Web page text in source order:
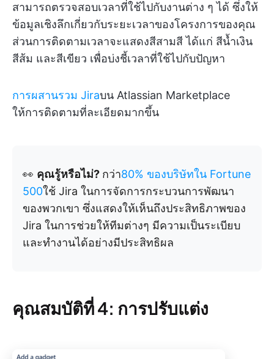
สามารถตรวจสอบเวลาที่ใช้ไปกับงานต่าง ๆ ได้ ซึ่งให้
ข้อมูลเชิงลึกเกี่ยวกับระยะเวลาของโครงการของคุณ
ส่วนการติดตามเวลาจะแสดงสีสามสี ได้แก่ สีน้ำเงิน
สีส้ม และสีเขียว เพื่อบ่งชี้เวลาที่ใช้ไปกับปัญหา
การผสานรวม Jiraบน Atlassian Marketplace
ให้การติดตามที่ละเอียดมากขึ้น
👀 คุณรู้หรือไม่? กว่า80% ของบริษัทใน Fortune
500ใช้ Jira ในการจัดการกระบวนการพัฒนา
ของพวกเขา ซึ่งแสดงให้เห็นถึงประสิทธิภาพของ
Jira ในการช่วยให้ทีมต่างๆ มีความเป็นระเบียบ
และทำงานได้อย่างมีประสิทธิผล
คุณสมบัติที่ 4: การปรับแต่ง